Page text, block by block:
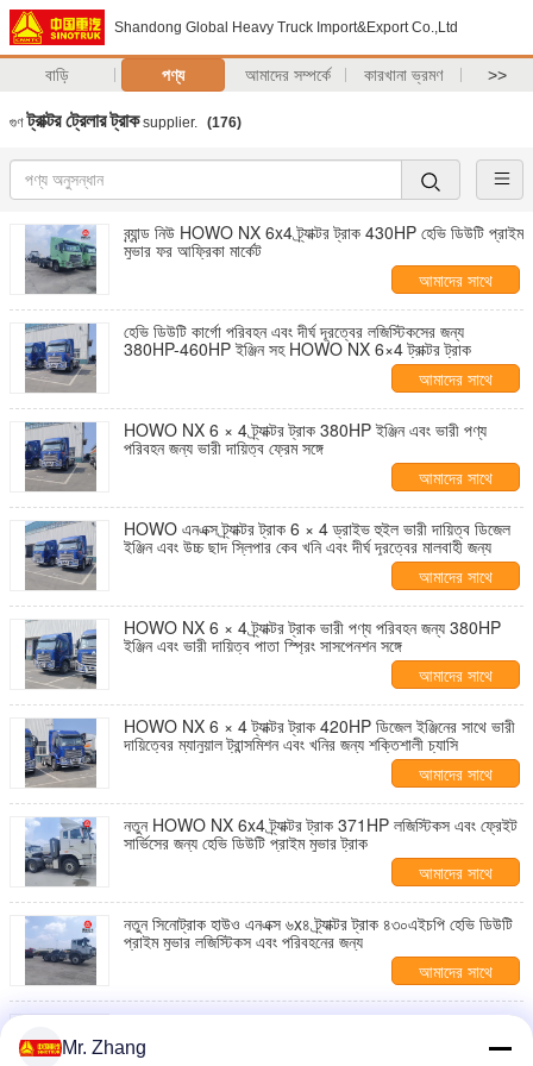
Shandong Global Heavy Truck Import&Export Co.,Ltd
বাড়ি পণ্য আমাদের সম্পর্কে কারখানা ভ্রমণ >>
গুণট্রাক্টর ট্রেলার ট্রাকsupplier. (176)
ব্র্যান্ড নিউ HOWO NX 6x4 ট্র্যাক্টর ট্রাক 430HP হেভি ডিউটি প্রাইম
মুভার ফর আফ্রিকা মার্কেট
আমাদের সাথে
যোগাযোগ করুন
হেভি ডিউটি ​​কার্গো পরিবহন এবং দীর্ঘ দূরত্বের লজিস্টিকসের জন্য
380HP-460HP ইঞ্জিন সহ HOWO NX 6×4 ট্রাক্টর ট্রাক
আমাদের সাথে
যোগাযোগ করুন
HOWO NX 6 × 4 ট্র্যাক্টর ট্রাক 380HP ইঞ্জিন এবং ভারী পণ্য
পরিবহন জন্য ভারী দায়িত্ব ফ্রেম সঙ্গে
আমাদের সাথে
যোগাযোগ করুন
HOWO এনএক্স ট্র্যাক্টর ট্রাক 6 × 4 ড্রাইভ হুইল ভারী দায়িত্ব ডিজেল
ইঞ্জিন এবং উচ্চ ছাদ স্লিপার কেব খনি এবং দীর্ঘ দূরত্বের মালবাহী জন্য
আমাদের সাথে
যোগাযোগ করুন
HOWO NX 6 × 4 ট্র্যাক্টর ট্রাক ভারী পণ্য পরিবহন জন্য 380HP
ইঞ্জিন এবং ভারী দায়িত্ব পাতা স্প্রিং সাসপেনশন সঙ্গে
আমাদের সাথে
যোগাযোগ করুন
HOWO NX 6 × 4 ট্যাক্টর ট্রাক 420HP ডিজেল ইঞ্জিনের সাথে ভারী
দায়িত্বের ম্যানুয়াল ট্রান্সমিশন এবং খনির জন্য শক্তিশালী চ্যাসি
আমাদের সাথে
যোগাযোগ করুন
নতুন HOWO NX 6x4 ট্র্যাক্টর ট্রাক 371HP লজিস্টিকস এবং ফ্রেইট
সার্ভিসের জন্য হেভি ডিউটি প্রাইম মুভার ট্রাক
আমাদের সাথে
যোগাযোগ করুন
নতুন সিনোট্রাক হাউও এনএক্স ৬x৪ ট্র্যাক্টর ট্রাক ৪৩০এইচপি হেভি ডিউটি
প্রাইম মুভার লজিস্টিকস এবং পরিবহনের জন্য
আমাদের সাথে
যোগাযোগ করুন
নতুন HOWO NX 6x4 ট্র্যাক্টর হেড ট্রাক 371HP ডিজেল প্রাইম
মুভার ভারী দায়িত্ব লজিস্টিক পরিবহন জন্য
Mr. Zhang